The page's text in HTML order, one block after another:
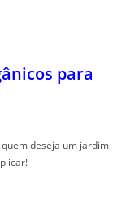
para
deseja um jardim